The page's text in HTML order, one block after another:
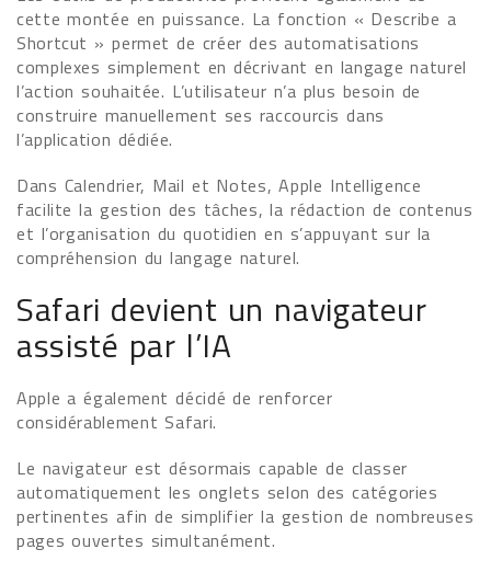
cette montée en puissance. La fonction « Describe a
Shortcut » permet de créer des automatisations
complexes simplement en décrivant en langage naturel
l’action souhaitée. L’utilisateur n’a plus besoin de
construire manuellement ses raccourcis dans
l’application dédiée.
Dans Calendrier, Mail et Notes, Apple Intelligence
facilite la gestion des tâches, la rédaction de contenus
et l’organisation du quotidien en s’appuyant sur la
compréhension du langage naturel.
Safari devient un navigateur
assisté par l’IA
Apple a également décidé de renforcer
considérablement Safari.
Le navigateur est désormais capable de classer
automatiquement les onglets selon des catégories
pertinentes afin de simplifier la gestion de nombreuses
pages ouvertes simultanément.